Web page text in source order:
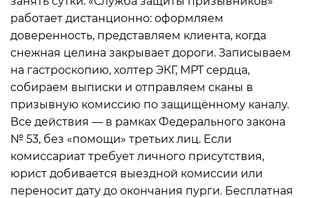
работает дистанционно: оформляем
доверенность, представляем клиента, когда
снежная целина закрывает дороги. Записываем
на гастроскопию, холтер ЭКГ, МРТ сердца,
собираем выписки и отправляем сканы в
призывную комиссию по защищённому каналу.
Все действия — в рамках Федерального закона
№ 53, без «помощи» третьих лиц. Если
комиссариат требует личного присутствия,
юрист добивается выездной комиссии или
переносит дату до окончания пурги. Бесплатная